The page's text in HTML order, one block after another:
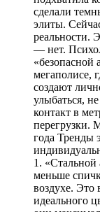
сделали
элиты.
реальности.
— нет.
мегаполисе,
создают
улыбаться,
контакт в
перегрузки.
года Тренды
1.
меньше
воздухе. Это
идеального